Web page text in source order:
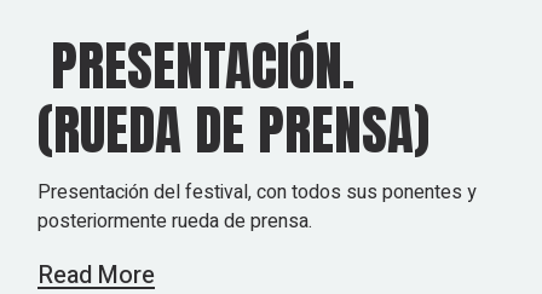
PRESENTACIÓN.
(RUEDA DE PRENSA)
Presentación del festival, con todos sus ponentes y
posteriormente rueda de prensa.
Read More